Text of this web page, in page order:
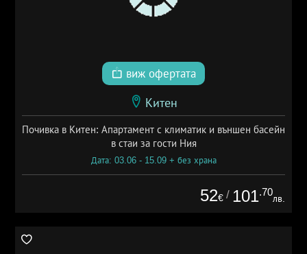
виж офертата
Китен
Почивка в Китен: Апартамент с климатик и външен басейн
в стаи за гости Ния
Дата: 03.06 - 15.09 + без храна
52€ / 101.70
лв.